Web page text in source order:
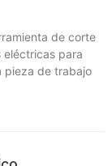
de corte
para
pieza de trabajo